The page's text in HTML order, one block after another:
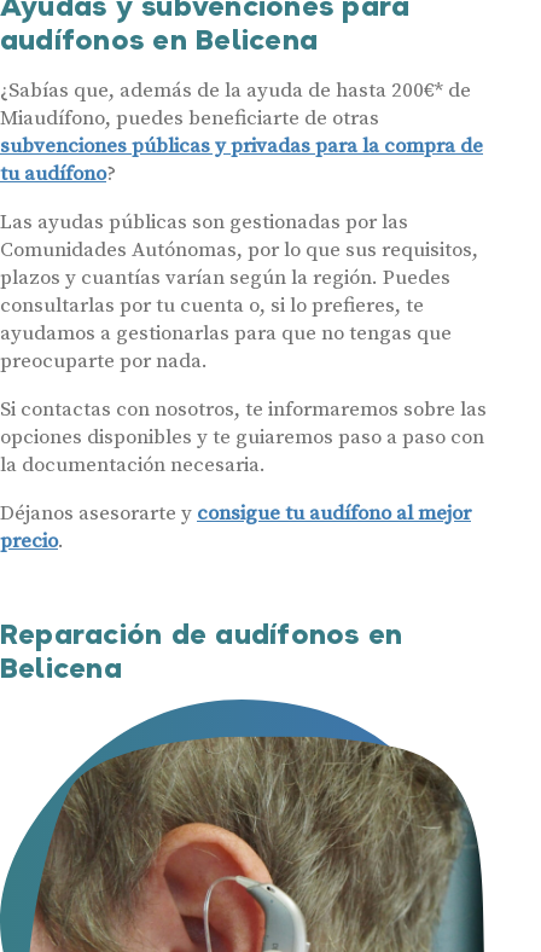
audífonos en Belicena
¿Sabías que, además de la ayuda de hasta 200€* de
Miaudífono, puedes beneficiarte de otras
subvenciones públicas y privadas para la compra de
tu audífono?
Las ayudas públicas son gestionadas por las
Comunidades Autónomas, por lo que sus requisitos,
plazos y cuantías varían según la región. Puedes
consultarlas por tu cuenta o, si lo prefieres, te
ayudamos a gestionarlas para que no tengas que
preocuparte por nada.
Si contactas con nosotros, te informaremos sobre las
opciones disponibles y te guiaremos paso a paso con
la documentación necesaria.
Déjanos asesorarte y consigue tu audífono al mejor
precio.
Reparación de audífonos en
Belicena